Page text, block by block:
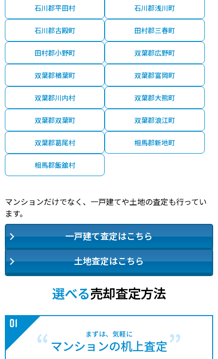
石川郡平田村 石川郡浅川町
石川郡古殿町 田村郡三春町
田村郡小野町 双葉郡広野町
双葉郡楢葉町 双葉郡富岡町
双葉郡川内村 双葉郡大熊町
双葉郡双葉町 双葉郡浪江町
双葉郡葛尾村 相馬郡新地町
相馬郡飯舘村
マンションだけでなく、一戸建てや土地の査定も行ってい
ます。
一戸建て査定はこちら
土地査定はこちら
選べる売却査定方法
まずは、気軽に
マンションの机上査定